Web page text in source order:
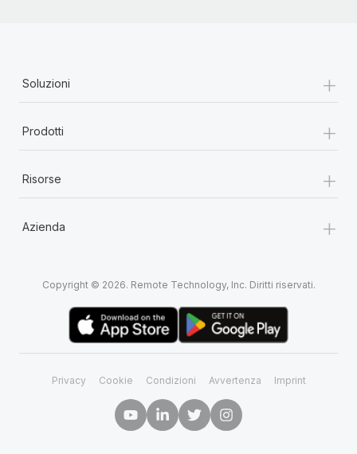
Soluzioni +
Prodotti +
Risorse +
Azienda +
Copyright © 2026. Remote Technology, Inc. Diritti riservati.
Privacy Cookie Condizioni Avvertenza Imprint